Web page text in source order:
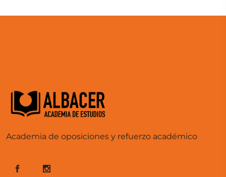
Academia de oposiciones y refuerzo académico